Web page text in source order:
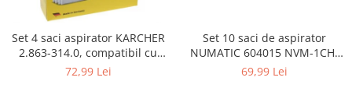
Mobila dormitor
Mobila gradina & terasa
Mobila Living & Dining
Organizare si depozitare
Set 4 saci aspirator KARCHER
2.863-314.0, compatibil cu
WD, KWD, SE
72,99 Lei
Set 10 saci de aspirator
NUMATIC 604015 NVM-1CH,
9L
69,99 Lei